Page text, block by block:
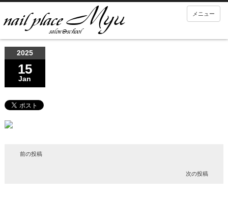
メニュー
2025
15
Jan
前の投稿
次の投稿